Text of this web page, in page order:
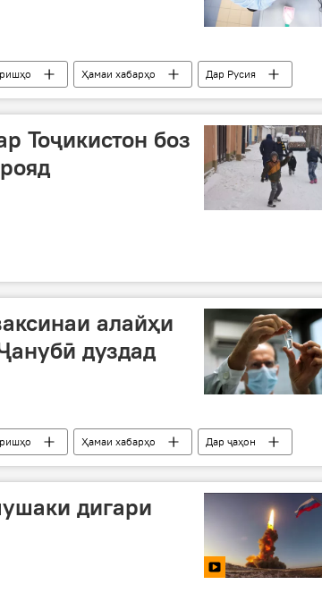
Ҳамаи хабарҳо
Дар Русия
Тоҷикистон боз
алайҳи
дуздад
Ҳамаи хабарҳо
Дар ҷаҳон
коронавирус
дигари